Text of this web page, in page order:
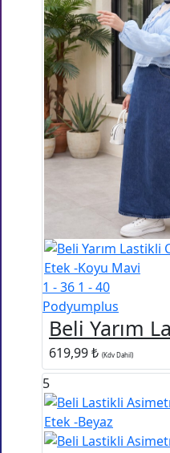
1 - 36 1 - 40
Podyumplus
619,99 ₺ (Kdv Dahil)
5